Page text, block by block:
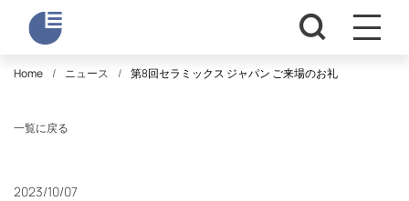
Home ニュース 第8回セラミックス ジャパン ご来場のお礼
一覧に戻る
2023/10/07